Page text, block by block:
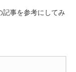
事を参考にしてみ